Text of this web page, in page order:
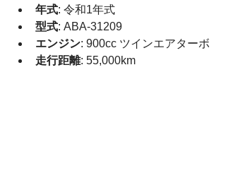
年式: 令和1年式
型式: ABA-31209
エンジン: 900cc ツインエアターボ
走行距離: 55,000km